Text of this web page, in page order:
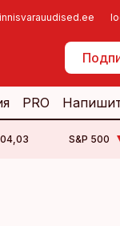
PRO
S&P 500